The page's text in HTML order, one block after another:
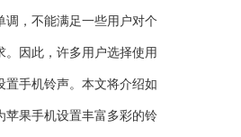
调，不能满足一些用户对个
。因此，许多用户选择使用
置手机铃声。本文将介绍如
苹果手机设置丰富多彩的铃